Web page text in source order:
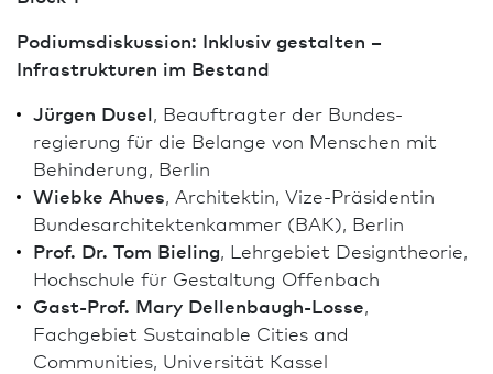
Podiumsdiskussion: Inklusiv gestalten –
Infrastrukturen im Bestand
Jürgen Dusel, Beauftragter der Bundes­
regierung für die Belange von Menschen mit
Behinderung, Berlin
Wiebke Ahues, Architekt­in, Vize-Präsidentin
Bundes­architekten­kammer (BAK), Berlin
Prof. Dr. Tom Bieling, Lehrgebiet Designtheorie,
Hochschule für Gestaltung Offenbach
Gast-Prof. Mary Dellenbaugh-Losse,
Fachgebiet Sustainable Cities and
Communities, Univer­sität Kassel